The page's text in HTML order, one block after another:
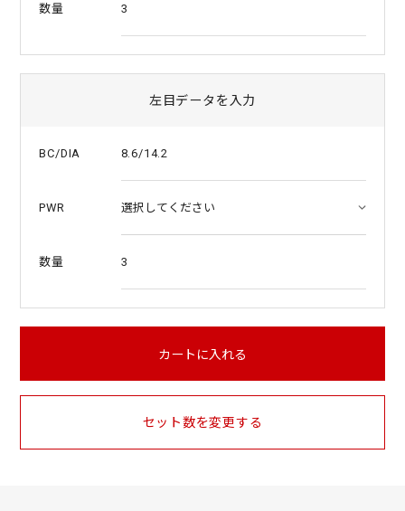
数量 3
左目データを入力
BC/DIA 8.6/14.2
PWR
数量 3
カートに入れる
セット数を変更する